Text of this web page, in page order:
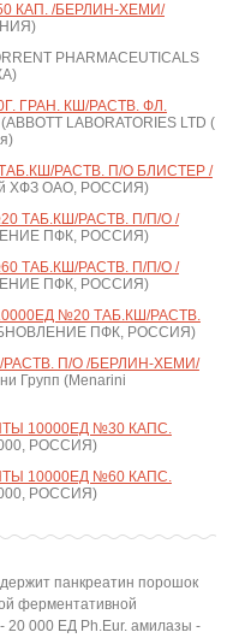
КАП. /БЕРЛИН-ХЕМИ/
PHARMACEUTICALS
ГРАН. КШ/РАСТВ. ФЛ.
LABORATORIES LTD (
РАСТВ. П/О БЛИСТЕР /
ХФЗ ОАО, РОССИЯ)
ТАБ.КШ/РАСТВ. П/П/О /
ПФК, РОССИЯ)
ТАБ.КШ/РАСТВ. П/П/О /
ПФК, РОССИЯ)
№20 ТАБ.КШ/РАСТВ.
ПФК, РОССИЯ)
П/О /БЕРЛИН-ХЕМИ/
Групп (Menarini
10000ЕД №30 КАПС.
РОССИЯ)
10000ЕД №60 КАПС.
РОССИЯ)
панкреатин порошок
ферментативной
20 000 ЕД Ph.Eur. амилазы -